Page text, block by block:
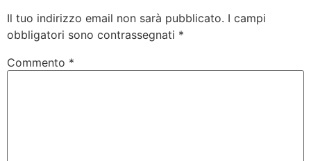
Il tuo indirizzo email non sarà pubblicato. I campi
obbligatori sono contrassegnati *
Commento *